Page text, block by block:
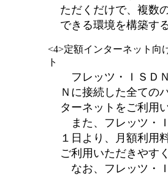
ただくだけで、複数
できる環境を構築す
<4>定額インターネット向
ト
フレッツ・ＩＳＤ
Ｎに接続した全ての
ターネットをご利用
また、フレッツ・
１日より、月額利用
ご利用いただきやす
なお、フレッツ・